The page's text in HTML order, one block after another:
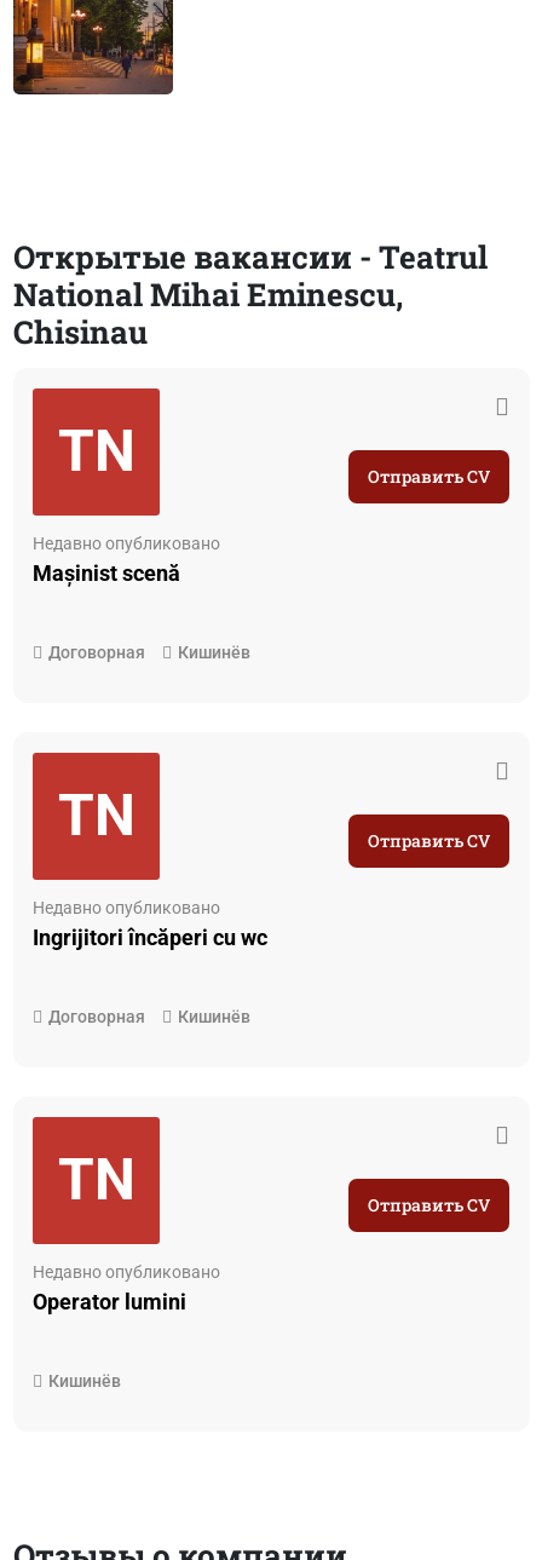
Открытые вакансии - Teatrul
National Mihai Eminescu,
Chisinau
TN
Недавно опубликовано
Mașinist scenă
Договорная Кишинёв
Отправить CV
TN
Недавно опубликовано
Ingrijitori încăperi cu wc
Договорная Кишинёв
Отправить CV
TN
Недавно опубликовано
Operator lumini
Кишинёв
Отправить CV